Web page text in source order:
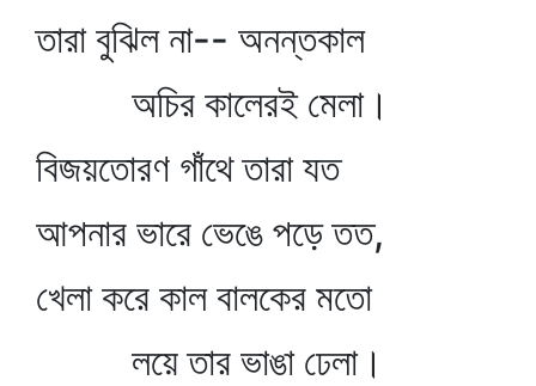
তারা বুঝিল না-- অনন্তকাল
অচির কালেরই মেলা।
বিজয়তোরণ গাঁথে তারা যত
আপনার ভারে ভেঙে পড়ে তত,
খেলা করে কাল বালকের মতো
লয়ে তার ভাঙা ঢেলা।